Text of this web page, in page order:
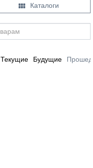
 Каталоги
Текущие Будущие